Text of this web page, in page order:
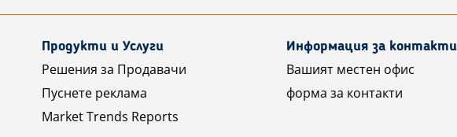
Продукти и Услуги
Решения за Продавачи
Пуснете реклама
Market Trends Reports
Информация за контакти
Вашият местен офис
форма за контакти